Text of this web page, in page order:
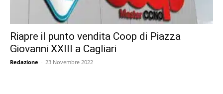
Riapre il punto vendita Coop di Piazza
Giovanni XXIII a Cagliari
Redazione - 23 Novembre 2022